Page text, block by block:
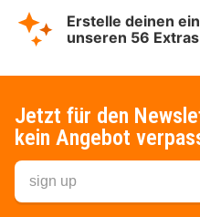
Erstelle deinen
unseren 56 Extras
Jetzt für den
kein Angebot